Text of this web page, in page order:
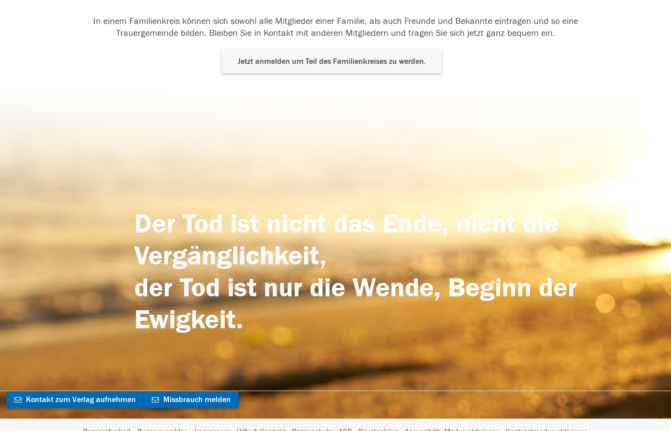
In einem Familienkreis können sich sowohl alle Mitglieder einer Familie, als auch Freunde und Bekannte eintragen und so eine
Trauergemeinde bilden. Bleiben Sie in Kontakt mit anderen Mitgliedern und tragen Sie sich jetzt ganz bequem ein.
Jetzt anmelden um Teil des Familienkreises zu werden.
Der Tod ist nicht das Ende, nicht die
Vergänglichkeit,
der Tod ist nur die Wende, Beginn der
Ewigkeit.
Kontakt zum Verlag aufnehmen Missbrauch melden